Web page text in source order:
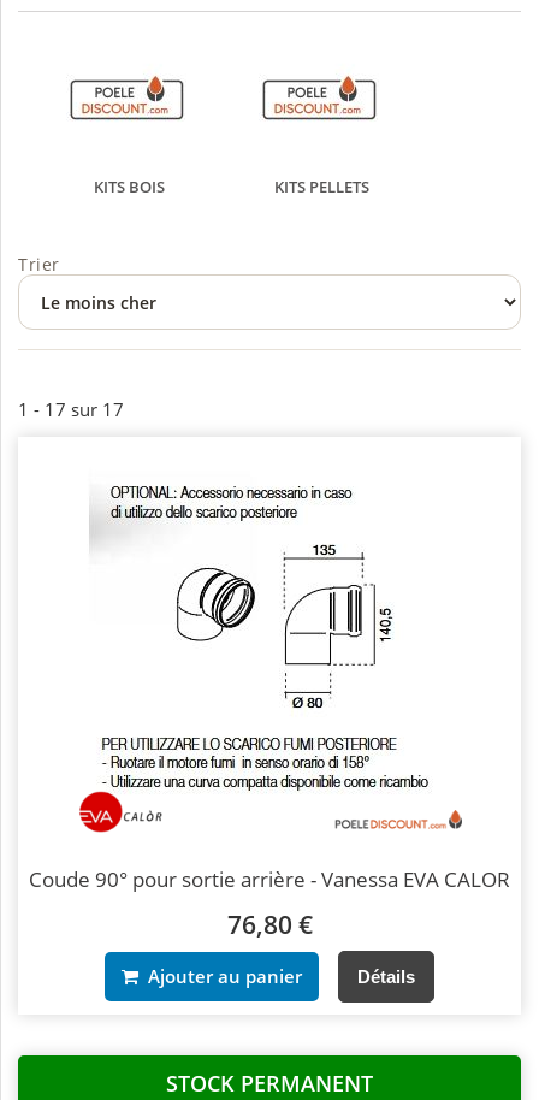
KITS BOIS KITS PELLETS
Trier
1 - 17 sur 17
Coude 90° pour sortie arrière - Vanessa EVA CALOR
76,80 €
Ajouter au panier Détails
STOCK PERMANENT